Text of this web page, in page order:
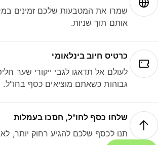
שמרו את המטבעות שלכם זמינים
אותם תוך שניות.
כרטיס חיוב בינלאומי
לעולם אל תדאגו לגבי ייקורי שער
גבוהות כשאתם מוציאים כסף בחו"ל.
שלחו כסף לחו"ל, חסכו בעמלות
תנו לכסף שלכם להגיע רחוק יותר, לא